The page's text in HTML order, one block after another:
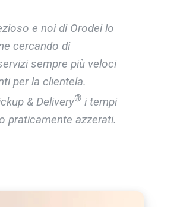
e noi di Orodei lo
cercando di
sempre più veloci
per la clientela.
& Delivery® i tempi
praticamente azzerati.